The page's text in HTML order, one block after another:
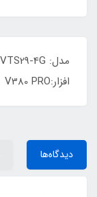
افزار:V380 PRO
دیدگاه‌ها